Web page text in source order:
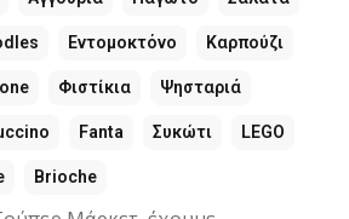
Εντομοκτόνο Καρπούζι
Φιστίκια Ψησταριά
Fanta Συκώτι LEGO
Brioche